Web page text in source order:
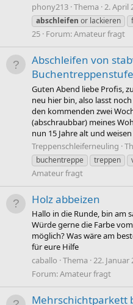
phony213 Thema 2. April
abschleifen or lackieren
25 Forum:Amateur fragt
Abschleifen von
Guten Abend liebe Profis,
neu hier bin, also lasst
den kommenden zwei
(abschraubbar) meines
nun 15 Jahre alt und
Treppenschleiferneuling
buchentreppe
treppen
Amateur fragt
Holz abbeizen
Hallo in die Runde, bin am
Würde gerne die Farbe
möglich? Was wäre am
für eure Hilfe
caballo Thema 22. Januar
Forum:Amateur fragt
Mehrschichtparkett